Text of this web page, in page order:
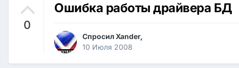
0
Ошибка работы драйвера БД
Спросил Xander,
10 Июля 2008